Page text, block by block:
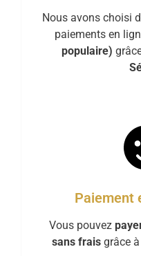
Nous avons choisi
paiements en
populaire)
Paiement
Vous pouvez
sans frais grâce